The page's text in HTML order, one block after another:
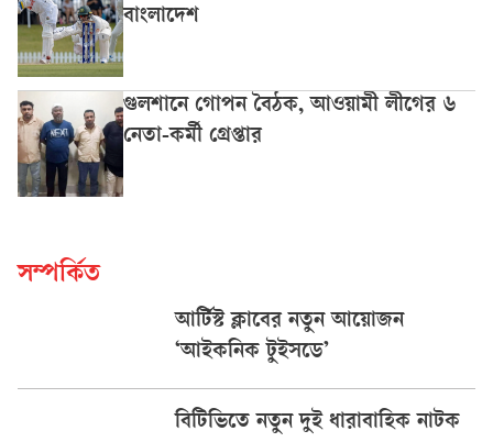
বাংলাদেশ
গুলশানে গোপন বৈঠক, আওয়ামী লীগের ৬
নেতা-কর্মী গ্রেপ্তার
সম্পর্কিত
আর্টিস্ট ক্লাবের নতুন আয়োজন
‘আইকনিক টুইসডে’
বিটিভিতে নতুন দুই ধারাবাহিক নাটক